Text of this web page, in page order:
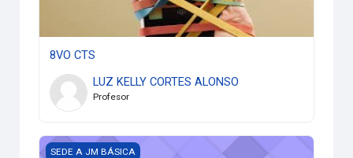
8VO CTS
LUZ KELLY CORTES ALONSO
Profesor
6032026quimicayfisica
SEDE A JM BÁSICA